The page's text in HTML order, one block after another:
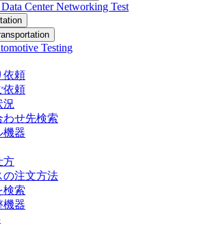
Center Networking Test
Testing
依頼
依頼
況
わせ先検索
機器
方
の注文方法
検索
機器